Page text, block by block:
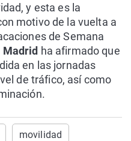
y esta es la
motivo de la vuelta a
de Semana
ha afirmado que
en las jornadas
de tráfico, así como
movilidad